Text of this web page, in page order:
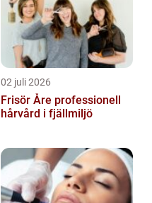
02 juli 2026
Frisör Åre professionell
hårvård i fjällmiljö